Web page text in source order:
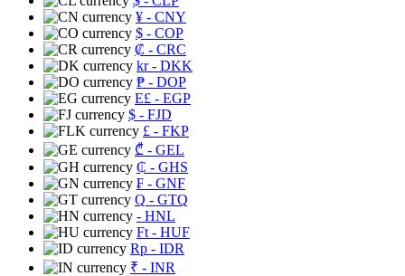
¥ - CNY
$ - COP
₡ - CRC
kr- DKK
₱ - DOP
E£ - EGP
$ - FJD
£ - FKP
₾ - GEL
₵ - GHS
₣ - GNF
Q - GTQ
- HNL
Ft - HUF
Rp - IDR
₹ - INR